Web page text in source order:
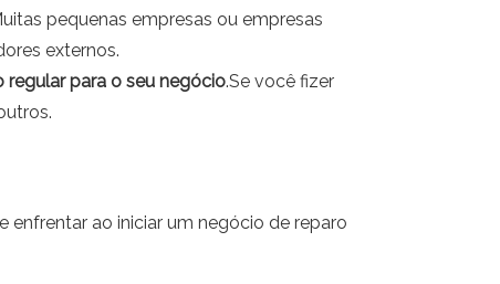
pequenas empresas ou empresas
externos.
para o seu negócio.Se você fizer
enfrentar ao iniciar um negócio de reparo